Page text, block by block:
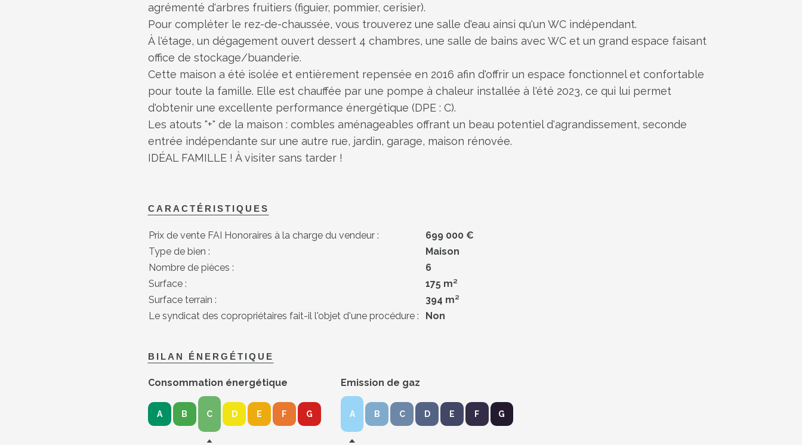
agrémenté d'arbres fruitiers (figuier, pommier, cerisier).
Pour compléter le rez-de-chaussée, vous trouverez une salle d'eau ainsi qu'un WC indépendant.
À l'étage, un dégagement ouvert dessert 4 chambres, une salle de bains avec WC et un grand espace faisant
office de stockage/buanderie.
Cette maison a été isolée et entièrement repensée en 2016 afin d'offrir un espace fonctionnel et confortable
pour toute la famille. Elle est chauffée par une pompe à chaleur installée à l'été 2023, ce qui lui permet
d'obtenir une excellente performance énergétique (DPE : C).
Les atouts "+" de la maison : combles aménageables offrant un beau potentiel d'agrandissement, seconde
entrée indépendante sur une autre rue, jardin, garage, maison rénovée.
IDÉAL FAMILLE ! À visiter sans tarder !
CARACTÉRISTIQUES
Prix de vente FAI Honoraires à la charge du vendeur :
699 000 €
Type de bien :
Maison
Nombre de pièces :
6
Surface :
175 m²
Surface terrain :
394 m²
Le syndicat des copropriétaires fait-il l'objet d'une procédure :
Non
BILAN ÉNERGÉTIQUE
Consommation énergétique
A B C D E F G
Emission de gaz
A B C D E F G